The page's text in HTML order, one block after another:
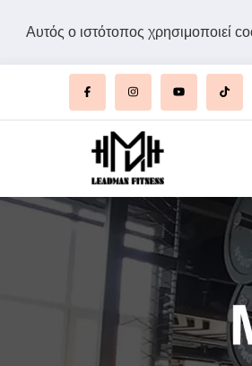
Αυτός ο ιστότοπος χρησιμοποιεί